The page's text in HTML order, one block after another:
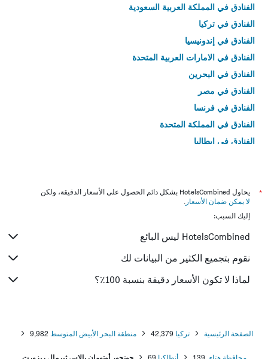
الفنادق في المملكة العربية السعودية
الفنادق في تركيا
الفنادق في إندونيسيا
الفنادق في الامارات العربية المتحدة
الفنادق في البحرين
الفنادق في مصر
الفنادق في فرنسا
الفنادق في المملكة المتحدة
الفنادق في إيطاليا
*
يحاول HotelsCombined بشكل دائم الحصول على الأسعار الدقيقة، ولكن
لا يمكن ضمان الأسعار .
إليك السبب:
HotelsCombined ليس البائع
نقوم بتجميع الكثير من البيانات لك
لماذا لا تكون الأسعار دقيقة بنسبة 100٪؟
الصفحة الرئيسية تركيا 42,379 منطقة البحر الأبيض المتوسط 9,982
محافظة هتاي 139 أنطاكيا 69